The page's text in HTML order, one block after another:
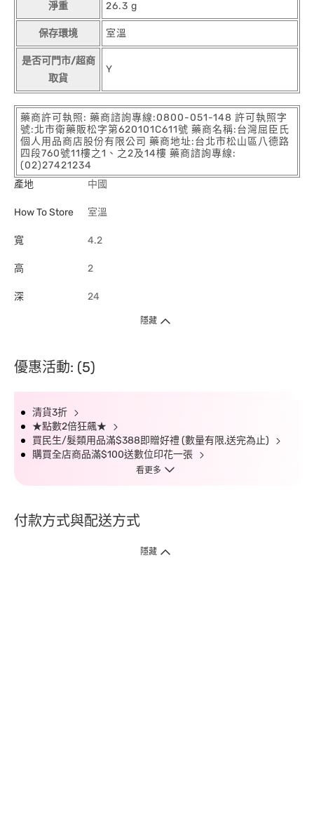
淨重 26.3 g
保存環境 室溫
是否可門市/超商
取貨
Y
藥商許可執照: 藥商諮詢專線:0800-051-148 許可執照字
號:北市衛藥販松字第620101C611號 藥商名稱:台灣屈臣氏
個人用品商店股份有限公司 藥商地址:台北市松山區八德路
四段760號11樓之1、之2及14樓 藥商諮詢專線:
(02)27421234
產地
中國
How To Store 室溫
寬 4.2
高 2
深 24
隱藏
優惠活動: (5)
清貨3折
★點數2倍狂飆★
買民生/髮類用品滿$388即贈好禮 (數量有限,送完為止)
購買全店商品滿$100送數位印花一張
看更多
付款方式與配送方式
隱藏